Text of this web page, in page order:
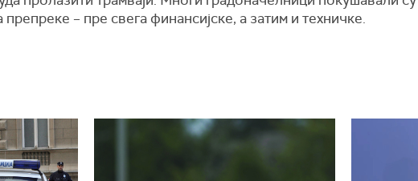
– пре свега финансијске, а затим и техничке.